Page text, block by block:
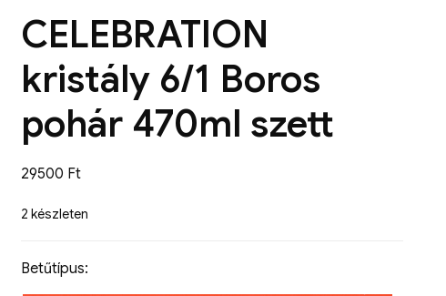
CELEBRATION
kristály 6/1 Boros
pohár 470ml szett
29500 Ft
2 készleten
Betűtípus: